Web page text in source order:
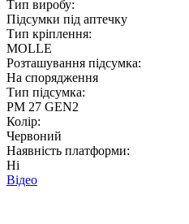
Тип виробу:
Підсумки під аптечку
Тип кріплення:
MOLLE
Розташування підсумка:
На спорядження
Тип підсумка:
PM 27 GEN2
Колір:
Червоний
Наявність платформи:
Ні
Відео